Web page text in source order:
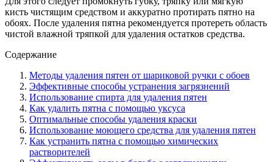
кисть чистящим средством и аккуратно протирать пятно на
обоях. После удаления пятна рекомендуется протереть область
чистой влажной тряпкой для удаления остатков средства.
Содержание
Методы удаления пятен от шариковой ручки с обоев
Эффективные способы устранения загрязнений
Использование спирта для удаления пятен
Как удалить пятна с помощью уксуса
Оптимальные способы удаления краски
Использование моющего средства для удаления пятен
Как устранить пятна с помощью химических
растворителей